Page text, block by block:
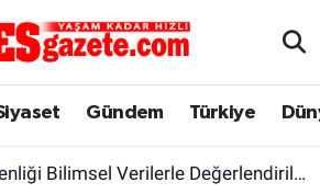
Gündem Türkiye
Bilimsel Verilerle Değerlendirilmeli
Eczaneler